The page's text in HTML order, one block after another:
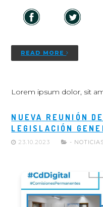
READ MORE
Lorem ipsum dolor, sit
NUEVA REUNIÓN
LEGISLACIÓN
23.10.2023 -